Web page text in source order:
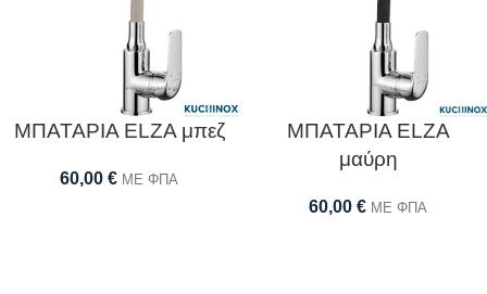
ΜΠΑΤΑΡΙΑ ELZA μπεζ
60,00 € ΜΕ ΦΠΑ
ΜΠΑΤΑΡΙΑ ELZA
μαύρη
60,00 € ΜΕ ΦΠΑ